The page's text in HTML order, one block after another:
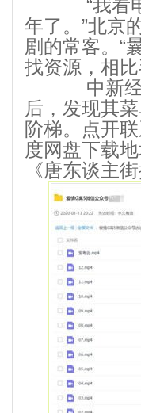
“我看电
年了。”北京
剧的常客。“
找资源，相比
中新经
后，发现其
阶梯。点开
度网盘下载
《唐东谈主